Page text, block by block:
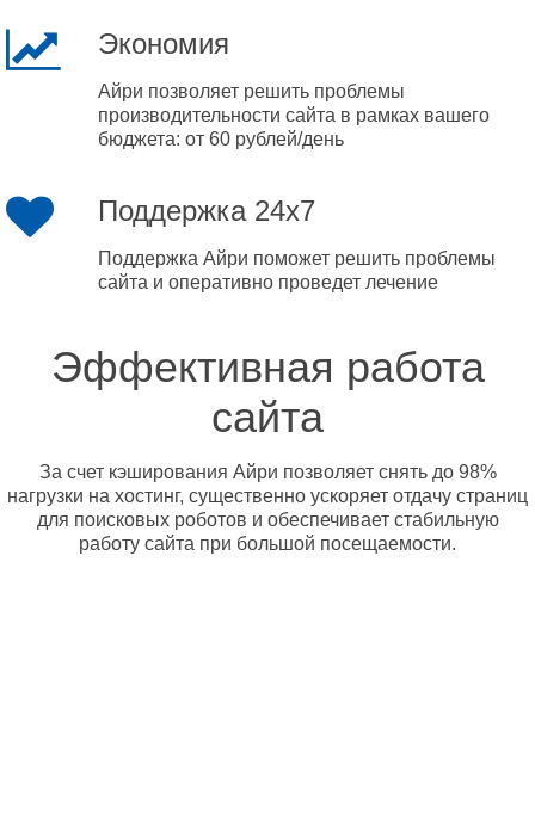
Экономия
Айри позволяет решить проблемы
производительности сайта в рамках вашего
бюджета: от 60 рублей/день
Поддержка 24x7
Поддержка Айри поможет решить проблемы
сайта и оперативно проведет лечение
Эффективная работа
сайта
За счет кэширования Айри позволяет снять до 98%
нагрузки на хостинг, существенно ускоряет отдачу страниц
для поисковых роботов и обеспечивает стабильную
работу сайта при большой посещаемости.